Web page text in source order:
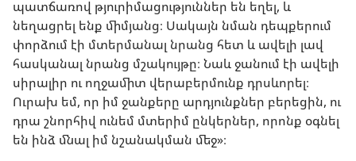
պատճառով թյուրիմացություններ են եղել, և
նեղացրել ենք միմյանց։ Սակայն նման դեպքերում
փորձում էի մտերմանալ նրանց հետ և ավելի լավ
հասկանալ նրանց մշակույթը։ Նաև ջանում էի ավելի
սիրալիր ու ողջամիտ վերաբերմունք դրսևորել։
Ուրախ եմ, որ իմ ջանքերը արդյունքներ բերեցին, ու
դրա շնորհիվ ունեմ մտերիմ ընկերներ, որոնք օգնել
են ինձ մնալ իմ նշանակման մեջ»։